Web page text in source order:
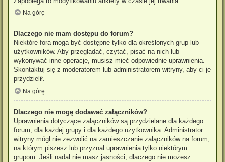
Na górę
Dlaczego nie mam dostępu do forum?
Niektóre fora mogą być dostępne tylko dla określonych grup lub
użytkowników. Aby przeglądać, czytać, pisać na nich lub
wykonywać inne operacje, musisz mieć odpowiednie uprawnienia.
Skontaktuj się z moderatorem lub administratorem witryny, aby ci je
przydzielił.
Na górę
Dlaczego nie mogę dodawać załączników?
Uprawnienia dotyczące załączników są przydzielane dla każdego
forum, dla każdej grupy i dla każdego użytkownika. Administrator
witryny mógł nie zezwolić na zamieszczanie załączników na forum,
na którym piszesz lub przyznał uprawnienia tylko niektórym
grupom. Jeśli nadal nie masz jasności, dlaczego nie możesz